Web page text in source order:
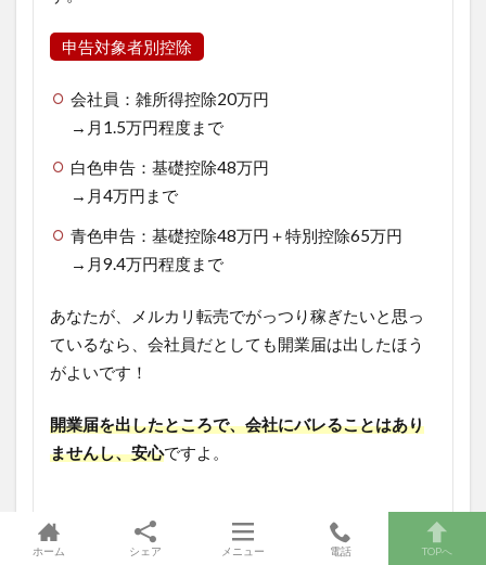
申告対象者別控除
会社員：雑所得控除20万円
→月1.5万円程度まで
白色申告：基礎控除48万円
→月4万円まで
青色申告：基礎控除48万円＋特別控除65万円
→月9.4万円程度まで
あなたが、メルカリ転売でがっつり稼ぎたいと思っ
ているなら、会社員だとしても開業届は出したほう
がよいです！
開業届を出したところで、会社にバレることはあり
ませんし、安心ですよ。
補足：メルカリの収益計算の仕方
ホーム シェア メニュー 電話 TOPへ